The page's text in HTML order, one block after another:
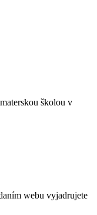
školou v
webu vyjadrujete